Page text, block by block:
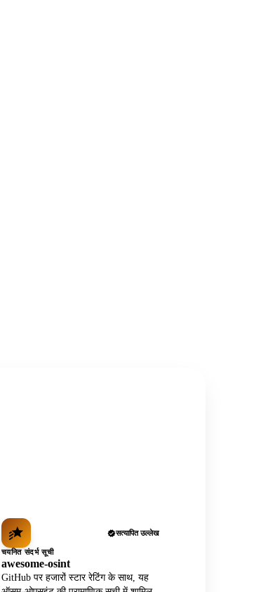
सत्यापित उल्लेख
चयनित संदर्भ सूची
awesome-osint
GitHub पर हजारों स्टार रेटिंग के साथ, यह